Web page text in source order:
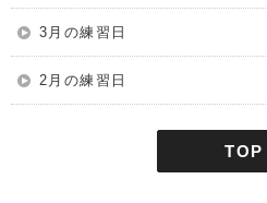
3月の練習日
2月の練習日
TOP